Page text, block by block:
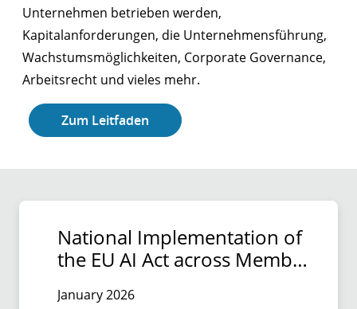
Unternehmen betrieben werden,
Kapitalanforderungen, die Unternehmensführung,
Wachstumsmöglichkeiten, Corporate Governance,
Arbeitsrecht und vieles mehr.
Zum Leitfaden
National Implementation of
the EU AI Act across Member
January 2026